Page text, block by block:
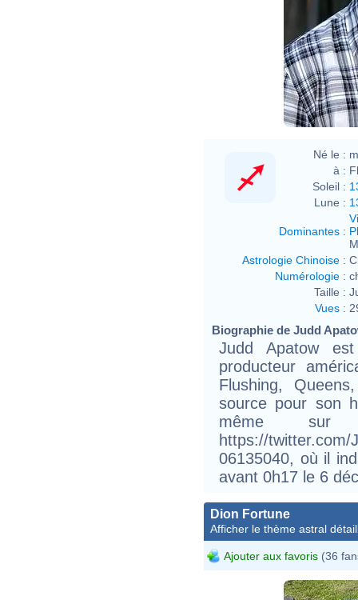
Né le :
à :
Soleil :
Lune :
Dominantes :
Astrologie Chinoise :
Numérologie :
Taille :
Vues :
Biographie de Judd
Judd Apatow
producteur
Flushing,
source pour son
même sur
https://twitter.com/
06135040, où il
avant 0h17 le 6
Dion Fortune
Afficher le thème astral
Ajouter aux favoris (36